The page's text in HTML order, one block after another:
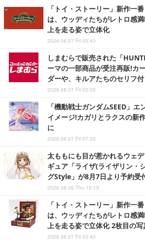
「トイ・ストーリー」新作一
は、ウッディたちがレトロ感
上を走る姿で立体化
2026.08.07 Fri 03:40
しまむらで販売された「
ーマの一部商品が受注再販!カ
ダーや、キルアたちのセリフ
2026.08.07 Fri 02:00
「機動戦士ガンダムSEED」
イメージ!カガリとラクスの新
に
2026.08.07 Fri 07:20
太ももにも目が惹かれるウェ
ギュア「ライザ(ライザリン・
グStyle」が8月7日より予約受
2026.08.06 Thu 10:15
「トイ・ストーリー」新作一
は、ウッディたちがレトロ感
上を走る姿で立体化 2枚目の
2026.08.07 Fri 03:40